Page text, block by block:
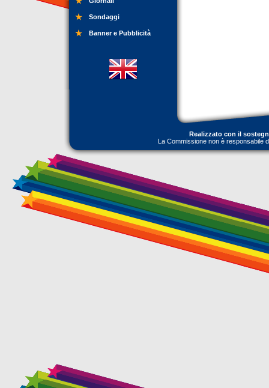
Sondaggi
Banner e Pubblicità
Realizzato con il
La Commissione non è responsabile